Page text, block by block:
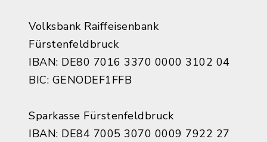
Volksbank Raiffeisenbank
Fürstenfeldbruck
IBAN: DE80 7016 3370 0000 3102 04
BIC: GENODEF1FFB
Sparkasse Fürstenfeldbruck
IBAN: DE84 7005 3070 0009 7922 27